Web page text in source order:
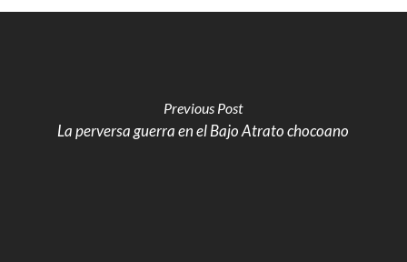
Previous Post
La perversa guerra en el Bajo Atrato chocoano